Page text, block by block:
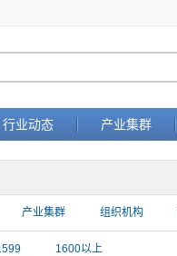
行业动态 产业集群
产业集群 组织机构
1600以上